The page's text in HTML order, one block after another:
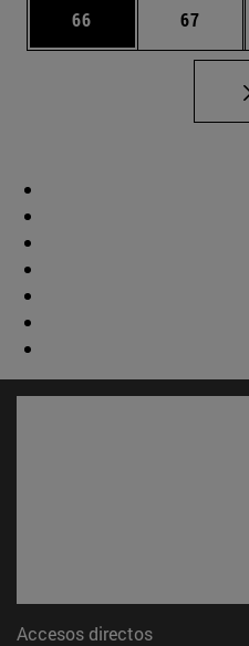
Página
66 Página
67
Accesos directos